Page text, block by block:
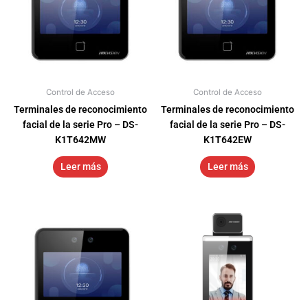
Control de Acceso
Terminales de reconocimiento
facial de la serie Pro – DS-
K1T642MW
Leer más
Control de Acceso
Terminales de reconocimiento
facial de la serie Pro – DS-
K1T642EW
Leer más